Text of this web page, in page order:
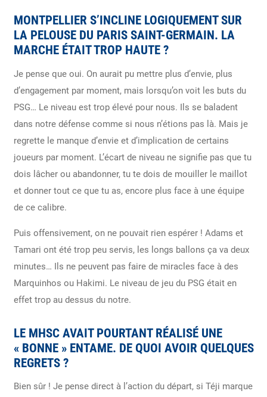
MONTPELLIER S’INCLINE LOGIQUEMENT SUR
LA PELOUSE DU PARIS SAINT-GERMAIN. LA
MARCHE ÉTAIT TROP HAUTE ?
Je pense que oui. On aurait pu mettre plus d’envie, plus
d’engagement par moment, mais lorsqu’on voit les buts du
PSG… Le niveau est trop élevé pour nous. Ils se baladent
dans notre défense comme si nous n’étions pas là. Mais je
regrette le manque d’envie et d’implication de certains
joueurs par moment. L’écart de niveau ne signifie pas que tu
dois lâcher ou abandonner, tu te dois de mouiller le maillot
et donner tout ce que tu as, encore plus face à une équipe
de ce calibre.
Puis offensivement, on ne pouvait rien espérer ! Adams et
Tamari ont été trop peu servis, les longs ballons ça va deux
minutes… Ils ne peuvent pas faire de miracles face à des
Marquinhos ou Hakimi. Le niveau de jeu du PSG était en
effet trop au dessus du notre.
LE MHSC AVAIT POURTANT RÉALISÉ UNE
« BONNE » ENTAME. DE QUOI AVOIR QUELQUES
REGRETS ?
Bien sûr ! Je pense direct à l’action du départ, si Téji marque